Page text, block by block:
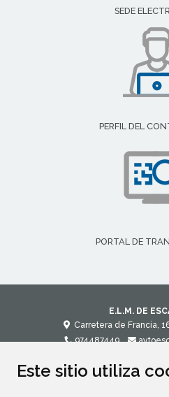
Este sitio utiliza
SEDE
PERFIL DEL
PORTAL DE
E.L.M. DE
Carretera de Francia,
974487449